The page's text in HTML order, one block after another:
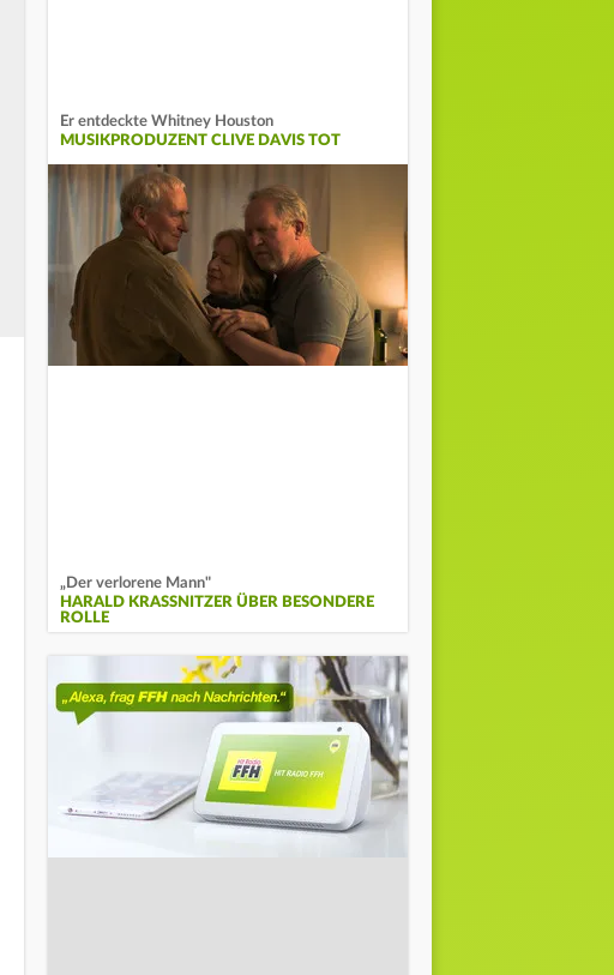
Er entdeckte Whitney Houston
MUSIKPRODUZENT CLIVE DAVIS TOT
„Der verlorene Mann"
HARALD KRASSNITZER ÜBER BESONDERE
ROLLE